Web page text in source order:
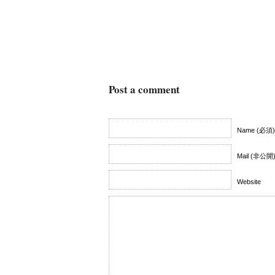
Post a comment
Name (必須)
Mail (非公開
Website